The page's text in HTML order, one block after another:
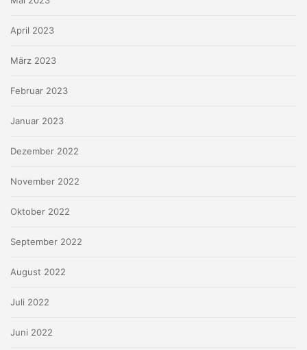
April 2023
März 2023
Februar 2023
Januar 2023
Dezember 2022
November 2022
Oktober 2022
September 2022
August 2022
Juli 2022
Juni 2022